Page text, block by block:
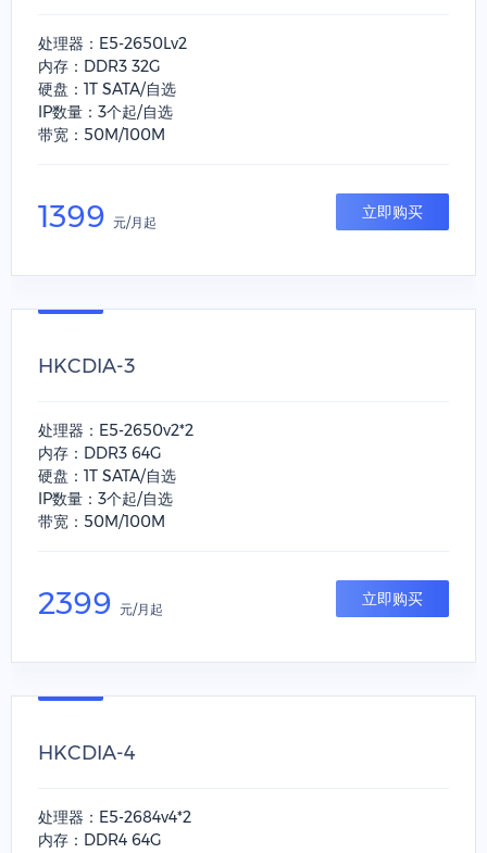
处理器：E5-2650Lv2
内存：DDR3 32G
硬盘：1T SATA/自选
IP数量：3个起/自选
带宽：50M/100M
1399 元/月起
立即购买
HKCDIA-3
处理器：E5-2650v2*2
内存：DDR3 64G
硬盘：1T SATA/自选
IP数量：3个起/自选
带宽：50M/100M
2399 元/月起
立即购买
HKCDIA-4
处理器：E5-2684v4*2
内存：DDR4 64G